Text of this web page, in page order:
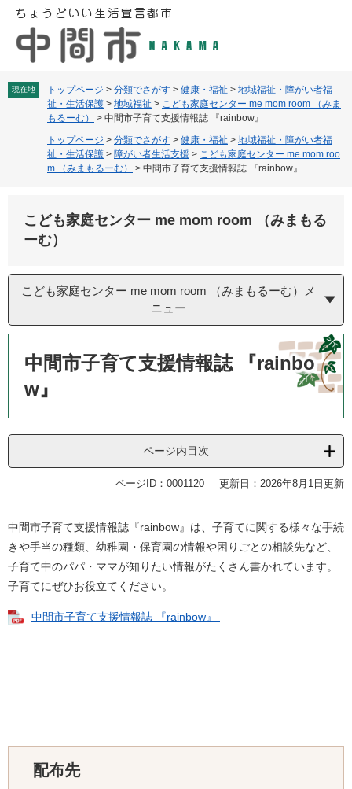
現在地 トップページ > 分類でさがす > 健康・福祉 > 地域福祉・障がい者福
祉・生活保護 > 地域福祉 > こども家庭センター me mom room （みま
もるーむ）
> 中間市子育て支援情報誌 『rainbow』
トップページ > 分類でさがす > 健康・福祉 > 地域福祉・障がい者福
祉・生活保護 > 障がい者生活支援 > こども家庭センター me mom roo
m （みまもるーむ）
> 中間市子育て支援情報誌 『rainbow』
こども家庭センター me mom room （みまもる
ーむ）
こども家庭センター me mom room （みまもるーむ）メ
ニュー
中間市子育て支援情報誌 『rainbo
w』
ページ内目次
ページID：0001120 更新日：2026年8月1日更新
中間市子育て支援情報誌『rainbow』は、子育てに関する様々な手続
きや手当の種類、幼稚園・保育園の情報や困りごとの相談先など、
子育て中のパパ・ママが知りたい情報がたくさん書かれています。
子育てにぜひお役立てください。
中間市子育て支援情報誌 『rainbow』
配布先